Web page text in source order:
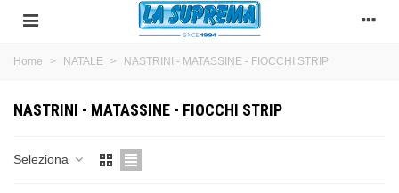
Home > NATALE > NASTRINI - MATASSINE - FIOCCHI STRIP
NASTRINI - MATASSINE - FIOCCHI STRIP
Seleziona